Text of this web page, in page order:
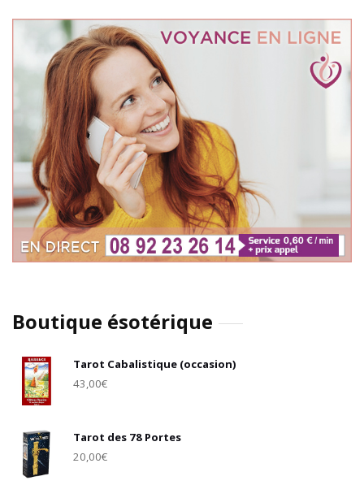
Boutique ésotérique
Tarot Cabalistique (occasion)
43,00€
Tarot des 78 Portes
20,00€